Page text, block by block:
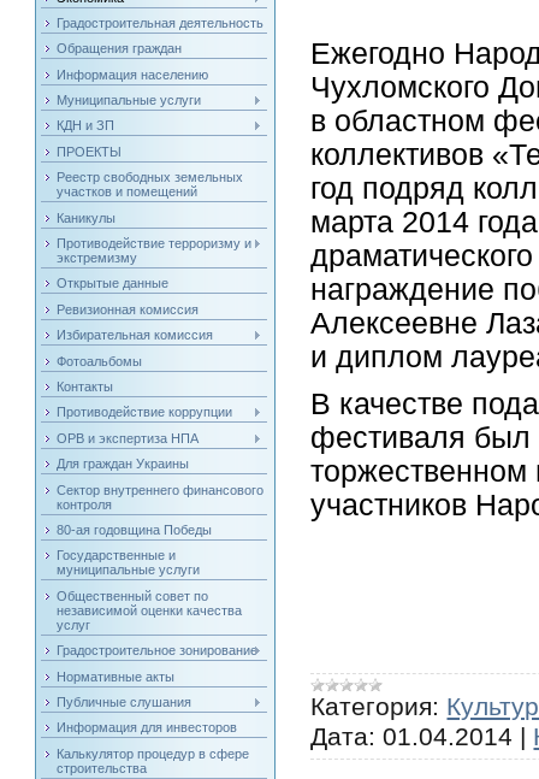
Градостроительная деятельность
Обращения граждан
Информация населению
Муниципальные услуги
КДН и ЗП
ПРОЕКТЫ
Реестр свободных земельных
участков и помещений
Каникулы
Противодействие терроризму и
экстремизму
Открытые данные
Ревизионная комиссия
Избирательная комиссия
Фотоальбомы
Контакты
Противодействие коррупции
ОРВ и экспертиза НПА
Для граждан Украины
Сектор внутреннего финансового
контроля
80-ая годовщина Победы
Государственные и
муниципальные услуги
Общественный совет по
независимой оценки качества
услуг
Градостроительное зонирование
Нормативные акты
Публичные слушания
Информация для инвесторов
Калькулятор процедур в сфере
строительства
Ежегодно
Чухломского
в областном
коллективов
год подряд
марта 2014
награждение
Алексеевне
и диплом
В качестве
фестиваля был
торжественном
участников
Категория:
Дата: 01.04.2014 |